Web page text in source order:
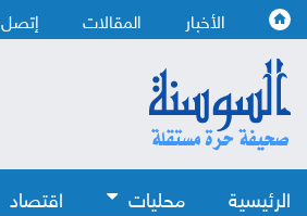
الأخبار المقالات إتصل
الرئيسية محليات اقتصاد